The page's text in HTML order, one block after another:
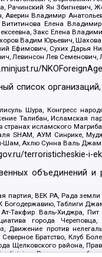
Рачинский Ян Збигневич,
Аверин Владимир
Елена
Закс Елена
Вадим Юрьевич,
Ефимович, Сухих Дарья
Левинсон Лев
список
Шура, Конгресс
Талибан, Исламская
исламского
SHAM, АУМ Синрике,
Шам, Ахлю Сунна Валь
terroristicheskie-i-
объединений и
партия, ВЕК РА, Рада
Богодержавию, Таблиги
Такфир Валь-Хиджра,
города
Движение против
Братство, Клуб
Щелковского района,
division, Религиозное